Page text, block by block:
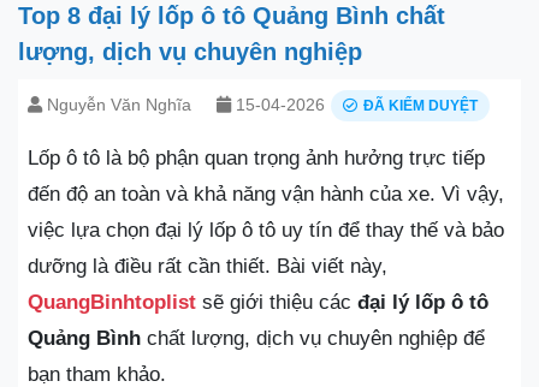
Top 8 đại lý lốp ô tô Quảng Bình chất
lượng, dịch vụ chuyên nghiệp
Nguyễn Văn Nghĩa 15-04-2026 ĐÃ KIỂM DUYỆT
Lốp ô tô là bộ phận quan trọng ảnh hưởng trực tiếp
đến độ an toàn và khả năng vận hành của xe. Vì vậy,
việc lựa chọn đại lý lốp ô tô uy tín để thay thế và bảo
dưỡng là điều rất cần thiết. Bài viết này,
QuangBinhtoplist sẽ giới thiệu các đại lý lốp ô tô
Quảng Bình chất lượng, dịch vụ chuyên nghiệp để
bạn tham khảo.